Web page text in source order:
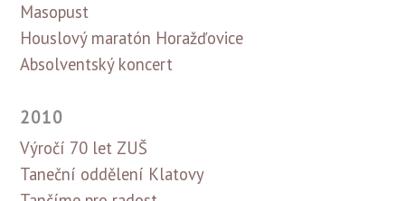
Masopust
Houslový maratón Horažďovice
Absolventský koncert
2010
Výročí 70 let ZUŠ
Taneční oddělení Klatovy